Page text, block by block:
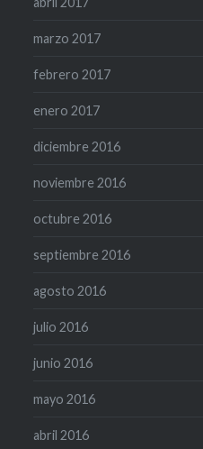
marzo 2017
febrero 2017
enero 2017
diciembre 2016
noviembre 2016
octubre 2016
septiembre 2016
agosto 2016
julio 2016
junio 2016
mayo 2016
abril 2016